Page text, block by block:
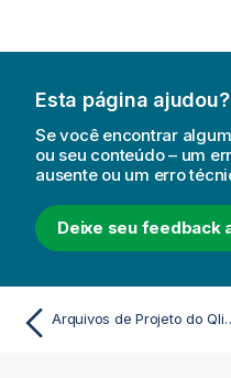
Esta página ajudou?
Se você encontrar
ou seu conteúdo – um
ausente ou um erro
Deixe seu feedback
Arquivos